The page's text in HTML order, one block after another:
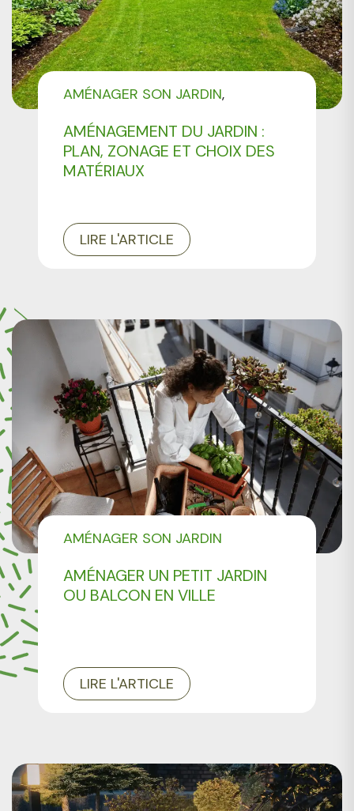
AMÉNAGEMENT DU JARDIN :
PLAN, ZONAGE ET CHOIX DES
MATÉRIAUX
AMÉNAGER SON JARDIN
LIRE L'ARTICLE
AMÉNAGER UN PETIT JARDIN
OU BALCON EN VILLE
AMÉNAGER SON JARDIN
LIRE L'ARTICLE